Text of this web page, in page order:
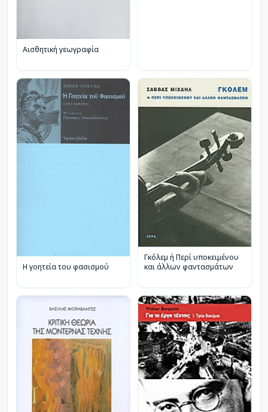
Αισθητική γεωγραφία
Η γοητεία του φασισμού
Γκόλεμ ή Περί υποκειμένου
και άλλων φαντασμάτων